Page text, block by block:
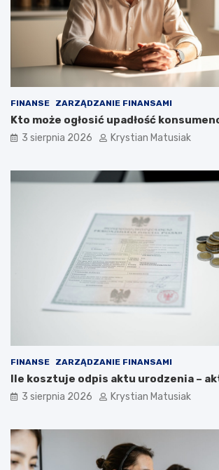
FINANSE ZARZĄDZANIE FINANSAMI
Kto może ogłosić upadłość
3 sierpnia 2026 Krystian Matusiak
FINANSE ZARZĄDZANIE FINANSAMI
Ile kosztuje odpis aktu urodzenia –
3 sierpnia 2026 Krystian Matusiak